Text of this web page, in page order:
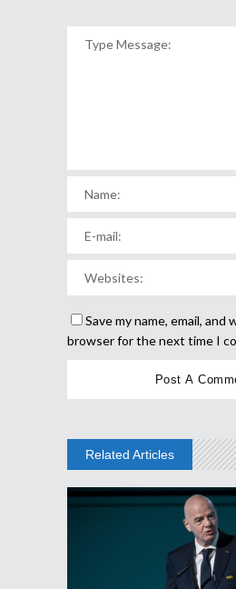
Save my name, email, and
browser for the next time I
Related Articles